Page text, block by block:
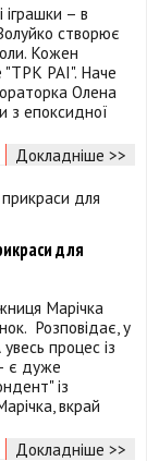
іграшки – в
створює
Кожен
"ТРК РАІ". Наче
Олена
з епоксидної
Докладніше >>
для
Марічка
Розповідає, у
процес із
є дуже
із
вкрай
Докладніше >>